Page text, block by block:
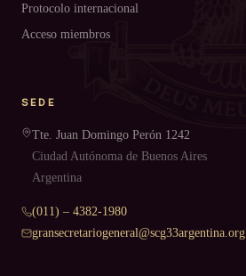
Protocolo internacional
Acceso miembros
SEDE
Tte. Juan Domingo Perón 1242
Ciudad Autónoma de Buenos Aires
Argentina
(011) – 4382-1980
gransecretariogeneral@scg33argentina.org